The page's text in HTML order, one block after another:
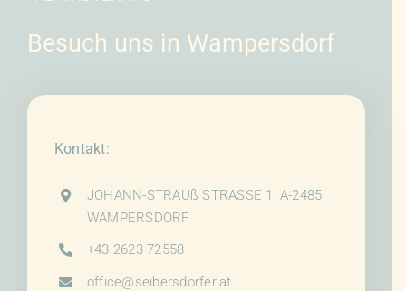
Besuch uns in Wampersdorf
Kontakt:
JOHANN-STRAUß STRASSE 1, A-2485
WAMPERSDORF
+43 2623 72558
office@seibersdorfer.at